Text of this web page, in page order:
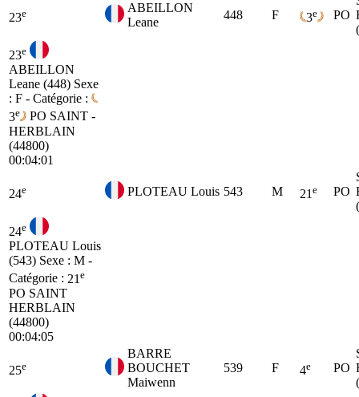
23e
ABEILLON
Leane
448 F 3e PO
23e
ABEILLON
Leane (448) Sexe
: F - Catégorie :
3e PO SAINT -
HERBLAIN
(44800)
00:04:01
24e PLOTEAU Louis 543 M 21 e PO
24e
PLOTEAU Louis
(543) Sexe : M -
Catégorie : 21 e
PO SAINT
HERBLAIN
(44800)
00:04:05
25e
BARRE
BOUCHET
Maiwenn
539 F 4e PO